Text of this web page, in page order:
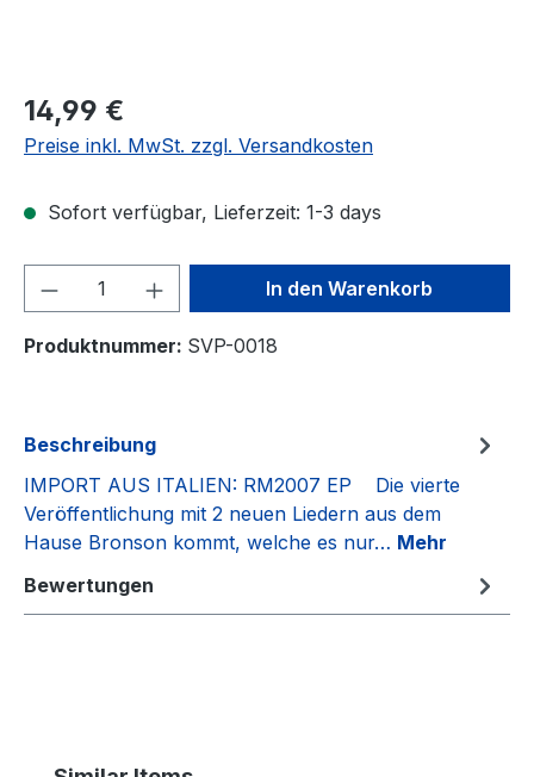
Regulärer Preis:
14,99 €
Preise inkl. MwSt. zzgl. Versandkosten
Sofort verfügbar, Lieferzeit: 1-3 days
Produkt Anzahl: Gib denIn den Warenkorb
Produktnummer: SVP-0018
Beschreibung
IMPORT AUS ITALIEN: RM2007 EP Die vierte
Veröffentlichung mit 2 neuen Liedern aus dem
Hause Bronson kommt, welche es nur… Mehr
Bewertungen